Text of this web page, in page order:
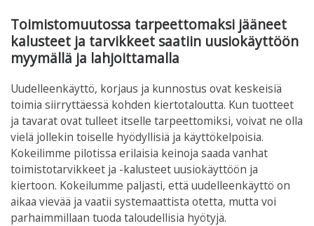
Toimistomuutossa tarpeettomaksi jääneet
kalusteet ja tarvikkeet saatiin uusiokäyttöön
myymällä ja lahjoittamalla
Uudelleenkäyttö, korjaus ja kunnostus ovat keskeisiä
toimia siirryttäessä kohden kiertotaloutta. Kun tuotteet
ja tavarat ovat tulleet itselle tarpeettomiksi, voivat ne olla
vielä jollekin toiselle hyödyllisiä ja käyttökelpoisia.
Kokeilimme pilotissa erilaisia keinoja saada vanhat
toimistotarvikkeet ja -kalusteet uusiokäyttöön ja
kiertoon. Kokeilumme paljasti, että uudelleenkäyttö on
aikaa vievää ja vaatii systemaattista otetta, mutta voi
parhaimmillaan tuoda taloudellisia hyötyjä.